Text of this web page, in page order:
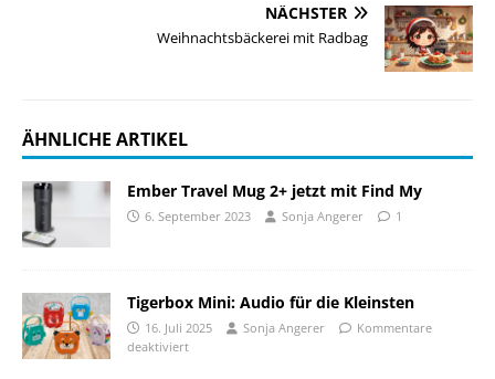
NÄCHSTER
Weihnachtsbäckerei mit Radbag
ÄHNLICHE ARTIKEL
Ember Travel Mug 2+ jetzt mit Find My
6. September 2023 Sonja Angerer 1
Tigerbox Mini: Audio für die Kleinsten
16. Juli 2025 Sonja Angerer
Kommentare
deaktiviert